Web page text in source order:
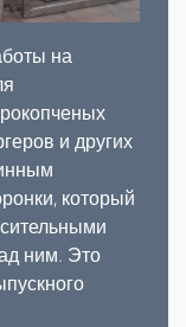
на
и других
который
ним. Это